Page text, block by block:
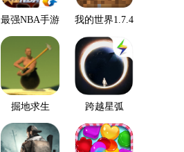
最强NBA手游
我的世界1.7.4
手机版
掘地求生 跨越星弧